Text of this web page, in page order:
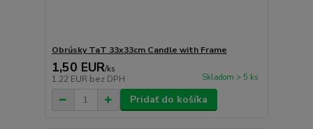
Obrúsky TaT 33x33cm Candle with Frame
1,50 EUR/ks
1,22 EUR bez DPH Skladom > 5 ks
Pridať do košíka